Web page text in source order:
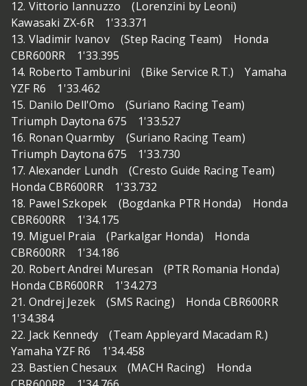
12. Vittorio Iannuzzo (Lorenzini by Leoni)
Kawasaki ZX-6R 1'33.371
13. Vladimir Ivanov (Step Racing Team) Honda
CBR600RR 1'33.395
14. Roberto Tamburini (Bike Service R.T.) Yamaha
YZF R6 1'33.462
15. Danilo Dell'Omo (Suriano Racing Team)
Triumph Daytona 675 1'33.527
16. Ronan Quarmby (Suriano Racing Team)
Triumph Daytona 675 1'33.730
17. Alexander Lundh (Cresto Guide Racing Team)
Honda CBR600RR 1'33.732
18. Pawel Szkopek (Bogdanka PTR Honda) Honda
CBR600RR 1'34.175
19. Miguel Praia (Parkalgar Honda) Honda
CBR600RR 1'34.186
20. Robert Andrei Muresan (PTR Romania Honda)
Honda CBR600RR 1'34.273
21. Ondrej Jezek (SMS Racing) Honda CBR600RR
1'34.384
22. Jack Kennedy (Team Appleyard Macadam R.)
Yamaha YZF R6 1'34.458
23. Bastien Chesaux (MACH Racing) Honda